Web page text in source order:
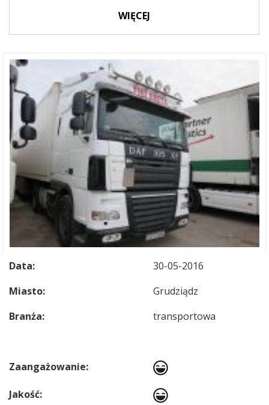
WIĘCEJ
Data:
30-05-2016
Miasto:
Grudziądz
Branża:
transportowa
Zaangażowanie:
Jakość: